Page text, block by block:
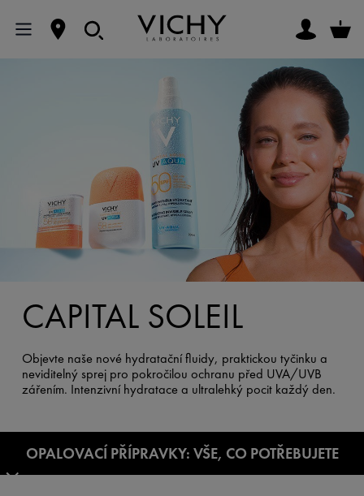
CAPITAL SOLEIL
Objevte naše nové hydratační fluidy, praktickou tyčinku a
neviditelný sprej pro pokročilou ochranu před UVA/UVB
zářením. Intenzivní hydratace a ultralehký pocit každý den.
OPALOVACÍ PŘÍPRAVKY: VŠE, CO POTŘEBUJETE